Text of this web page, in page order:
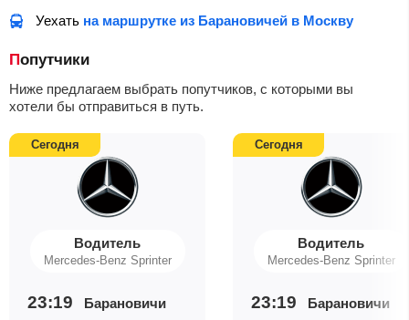
Уехать на маршрутке из Барановичей в Москву
Попутчики
Ниже предлагаем выбрать попутчиков, с которыми вы
хотели бы отправиться в путь.
Сегодня
Водитель
Mercedes-Benz Sprinter
23:19 Барановичи
Сегодня
Водитель
Mercedes-Benz Sprinter
23:19 Барановичи